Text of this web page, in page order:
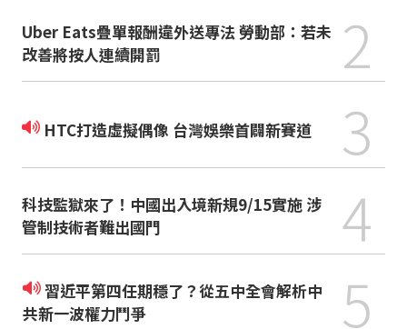
Uber Eats疊單報酬違外送專法 勞動部：若未
改善將按人連續開罰
2
HTC打造虛擬偶像 台灣娛樂首闢新賽道 3
科技監獄來了！中國出入境新規9/15實施 涉
管制技術者難出國門
4
習近平第四任期穩了？從五中全會解析中
共新一波權力鬥爭
5